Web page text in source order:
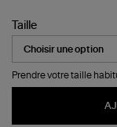
Front
Hybrid
White
Taille
Prendre votre taille